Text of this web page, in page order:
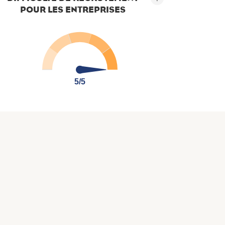
POUR LES ENTREPRISES
5/5
5/5